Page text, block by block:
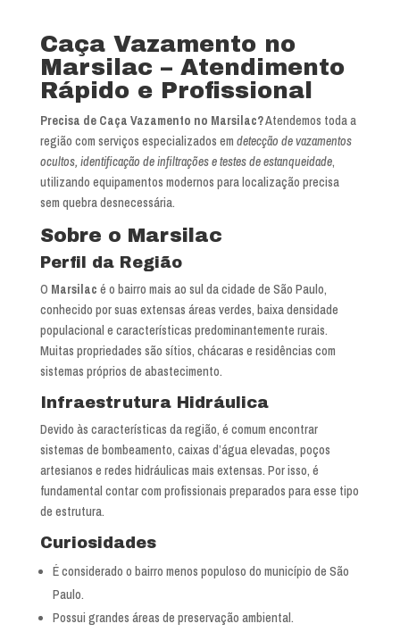
Caça Vazamento no
Marsilac – Atendimento
Rápido e Profissional
Precisa de Caça Vazamento no Marsilac?Atendemos toda a
região com serviços especializados em detecção de vazamentos
ocultos, identificação de infiltrações e testes de estanqueidade,
utilizando equipamentos modernos para localização precisa
sem quebra desnecessária.
Sobre o Marsilac
Perfil da Região
O Marsilac é o bairro mais ao sul da cidade de São Paulo,
conhecido por suas extensas áreas verdes, baixa densidade
populacional e características predominantemente rurais.
Muitas propriedades são sítios, chácaras e residências com
sistemas próprios de abastecimento.
Infraestrutura Hidráulica
Devido às características da região, é comum encontrar
sistemas de bombeamento, caixas d’água elevadas, poços
artesianos e redes hidráulicas mais extensas. Por isso, é
fundamental contar com profissionais preparados para esse tipo
de estrutura.
Curiosidades
É considerado o bairro menos populoso do município de São
Paulo.
Possui grandes áreas de preservação ambiental.